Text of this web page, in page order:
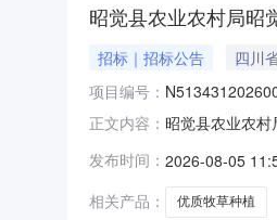
昭觉县农业农村局昭
招标｜招标公告 四川
项目编号：
正文内容： 昭觉县农业农
本情况项目编
发布时间： 2026-08-05
相关产品：
优质牧草种植